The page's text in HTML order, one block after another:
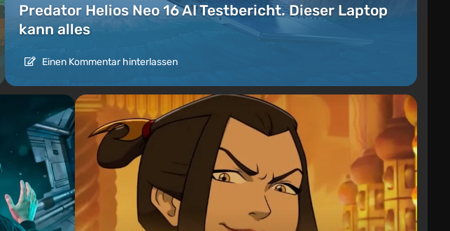
Predator Helios Neo 16 AI Testbericht. Dieser Laptop
kann alles
Einen Kommentar hinterlassen